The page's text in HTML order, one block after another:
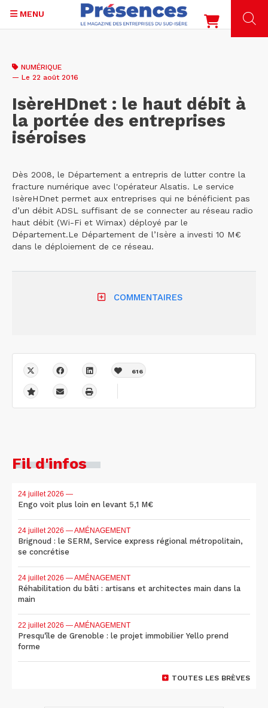
contenu
MENU
NUMÉRIQUE
— Le 22 août 2016
IsèreHDnet : le haut débit à
la portée des entreprises
iséroises
Dès 2008, le Département a entrepris de lutter contre la
fracture numérique avec l'opérateur Alsatis. Le service
IsèreHDnet permet aux entreprises qui ne bénéficient pas
d’un débit ADSL suffisant de se connecter au réseau radio
haut débit (Wi-Fi et Wimax) déployé par le
Département.Le Département de l’Isère a investi 10 M€
dans le déploiement de ce réseau.
COMMENTAIRES
616
Fil d'infos
24 juillet 2026 —
Engo voit plus loin en levant 5,1 M€
24 juillet 2026 — AMÉNAGEMENT
Brignoud : le SERM, Service express régional métropolitain,
se concrétise
24 juillet 2026 — AMÉNAGEMENT
Réhabilitation du bâti : artisans et architectes main dans la
main
22 juillet 2026 — AMÉNAGEMENT
Presqu'île de Grenoble : le projet immobilier Yello prend
forme
TOUTES LES BRÈVES